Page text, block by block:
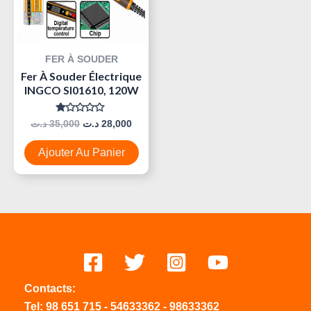
FER À SOUDER
Fer À Souder Électrique
INGCO SI01610, 120W
Note
0
Sur
5
35,000 د.ت 28,000 د.ت
Ajouter Au Panier
Contacts:
Tel: 98 651 715 - 54633362 - 98633362